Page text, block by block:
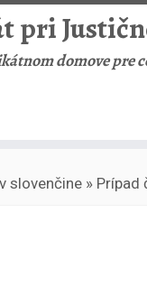
pri
domove pre
slovenčine » Prípad